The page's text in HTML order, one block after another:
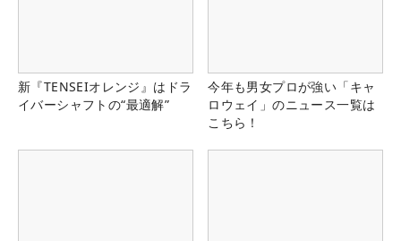
新『TENSEIオレンジ』はドラ
イバーシャフトの“最適解”
今年も男女プロが強い「キャ
ロウェイ」のニュース一覧は
こちら！